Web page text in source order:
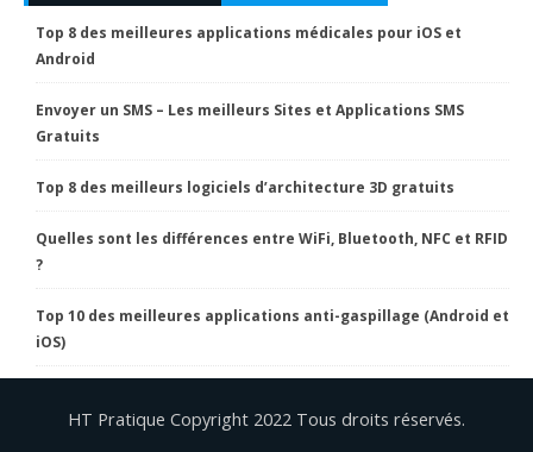
Top 8 des meilleures applications médicales pour iOS et
Android
Envoyer un SMS – Les meilleurs Sites et Applications SMS
Gratuits
Top 8 des meilleurs logiciels d’architecture 3D gratuits
Quelles sont les différences entre WiFi, Bluetooth, NFC et RFID
?
Top 10 des meilleures applications anti-gaspillage (Android et
iOS)
HT Pratique Copyright 2022 Tous droits réservés.